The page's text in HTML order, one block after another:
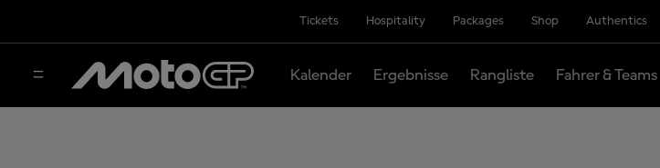
Tickets Hospitality Packages Shop Authentics
Kalender Ergebnisse Rangliste Fahrer & Teams